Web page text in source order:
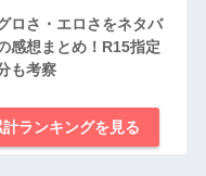
ロさ・エロさをネタバ
感想まとめ！R15指定
も考察
計ランキングを見る